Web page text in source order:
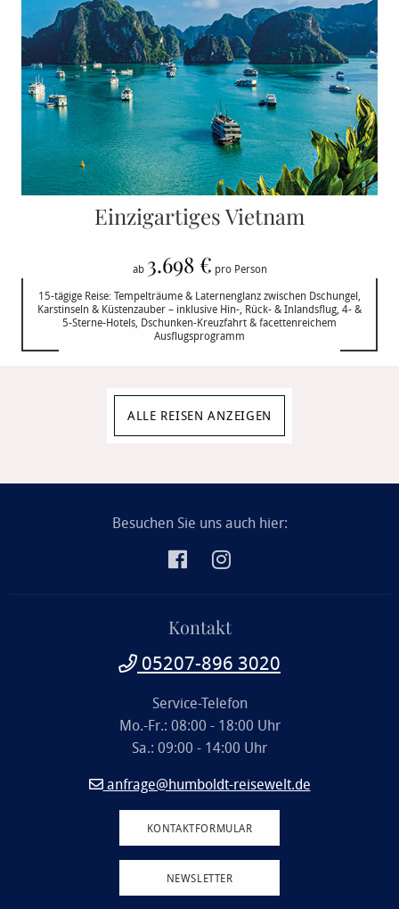
Einzigartiges Vietnam
ab 3.698 € pro Person
15-tägige Reise: Tempelträume & Laternenglanz zwischen Dschungel,
Karstinseln & Küstenzauber – inklusive Hin-, Rück- & Inlandsflug, 4- &
5-Sterne-Hotels, Dschunken-Kreuzfahrt & facettenreichem
Ausflugsprogramm
ALLE REISEN ANZEIGEN
Besuchen Sie uns auch hier:
Kontakt
05207-896 3020
Service-Telefon
Mo.-Fr.: 08:00 - 18:00 Uhr
Sa.: 09:00 - 14:00 Uhr
anfrage@humboldt-reisewelt.de
KONTAKTFORMULAR
NEWSLETTER